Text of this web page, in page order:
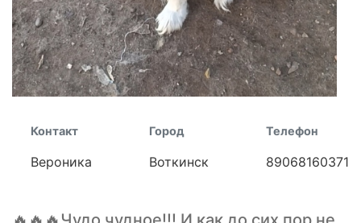
Контакт
Вероника
Город
Воткинск
Телефон
89068160371